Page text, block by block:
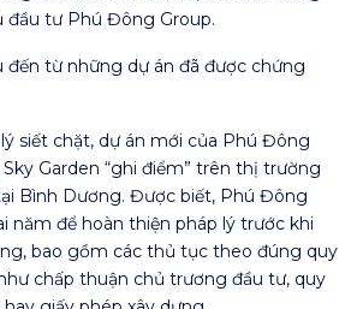
đầu tư Phú Đông Group.
đến từ những dự án đã được chứng
siết chặt, dự án mới của Phú Đông
Garden “ghi điểm” trên thị trường
Bình Dương. Được biết, Phú Đông
năm để hoàn thiện pháp lý trước khi
bao gồm các thủ tục theo đúng quy
chấp thuận chủ trương đầu tư, quy